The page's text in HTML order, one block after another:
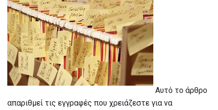
Αυτό το άρθρο
απαριθμεί τις εγγραφές που χρειάζεστε για να